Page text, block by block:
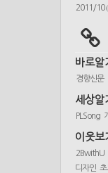
2011/10
바로알
경향신문
세상알
PLSong
이웃보
2BwithU
디자인 초